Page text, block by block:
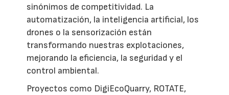
sinónimos de competitividad. La
automatización, la inteligencia artificial, los
drones o la sensorización están
transformando nuestras explotaciones,
mejorando la eficiencia, la seguridad y el
control ambiental.
Proyectos como DigiEcoQuarry, ROTATE,